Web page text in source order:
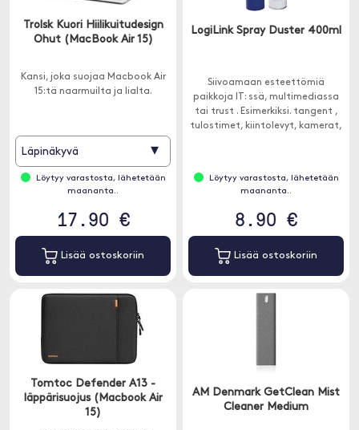
Trolsk Kuori Hiilikuitudesign
Ohut (MacBook Air 15)
Kansi, joka suojaa Macbook Air
15:tä naarmuilta ja lialta.
Läpinäkyvä ▾
Löytyy varastosta, lähetetään
maananta..
17.90 €
Lisää ostoskoriin
LogiLink Spray Duster 400ml
Siivoamaan esteettömiä
paikkoja IT: ssä, multimediassa
tai trust . Esimerkiksi. tangent ,
tulostimet, kiintolevyt, kamerat,
Löytyy varastosta, lähetetään
maananta..
8.90 €
Lisää ostoskoriin
Tomtoc Defender A13 -
läppärisuojus (Macbook Air
15)
AM Denmark GetClean Mist
Cleaner Medium